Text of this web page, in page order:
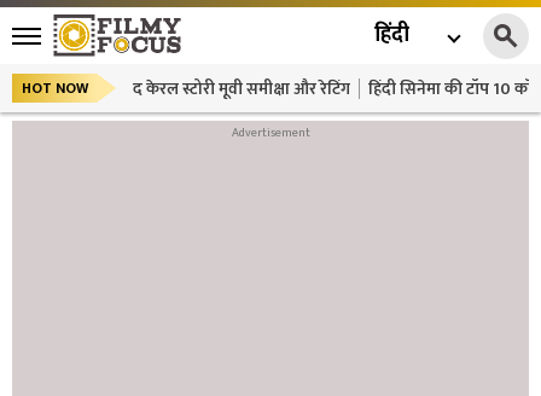
हिंदी
HOT NOW द केरल स्टोरी मूवी समीक्षा और रेटिंग हिंदी सिनेमा की टॉप 10